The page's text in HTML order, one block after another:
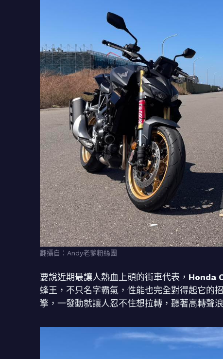
翻攝自：Andy老爹粉絲團
要說近期最讓人熱血上頭的街車代表， Honda
蜂王，不只名字霸氣，性能也完全對得起它的
擎，一發動就讓人忍不住想拉轉，聽著高轉聲